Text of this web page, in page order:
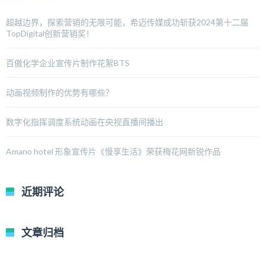
超越边界，探索营销的无限可能，希迈传媒成功斩获2024第十二届
TopDigital创新营销奖！
百傲化学企业宣传片制作花絮BTS
动画视频制作的优势有哪些？
数字化指挥调度系统动画在央视直播间播出
Amano hotel 形象宣传片《慢享生活》荣获梅花网新锐作品
近期评论
文章归档